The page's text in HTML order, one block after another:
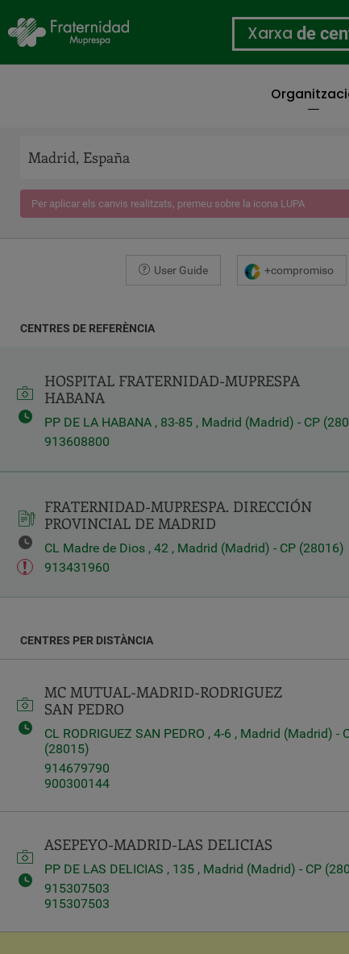
contingut
Xarxa de
Per aplicar els canvis realitzats, premeu sobre la icona LUPA
+compromiso
User Guide
Latitud
Longitud
Distancia
Distance
Kilometers
Servicios
CENTRES DE REFERÈNCIA
HOSPITAL FRATERNIDAD-MUPRESPA
HABANA
PP DE LA HABANA , 83-85 , Madrid (Madrid) - CP
913608800
FRATERNIDAD-MUPRESPA. DIRECCIÓN
PROVINCIAL DE MADRID
CL Madre de Dios , 42 , Madrid (Madrid) - CP (28016)
913431960
CENTRES PER DISTÀNCIA
MC MUTUAL-MADRID-RODRIGUEZ
SAN PEDRO
CL RODRIGUEZ SAN PEDRO , 4-6 , Madrid (Madrid) -
(28015)
914679790
900300144
ASEPEYO-MADRID-LAS DELICIAS
PP DE LAS DELICIAS , 135 , Madrid (Madrid) - CP
915307503
915307503